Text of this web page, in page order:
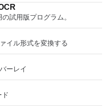
making the leap over to
like this, you'll get to try out
in a safe sandboxed
to install the OS natively.
just support Microsofts OS,
including Ubuntu, Red Hat,
as well. Overall,
strong reliability,
make it stand out from the
pricey, but you do get what
広いホストおよびゲストオペ
スのサポー
報を取得します。 直感的なホ
介して仮想マシンに簡単にアク
試用版プログラム。
イル形式を変換する
ーレイ